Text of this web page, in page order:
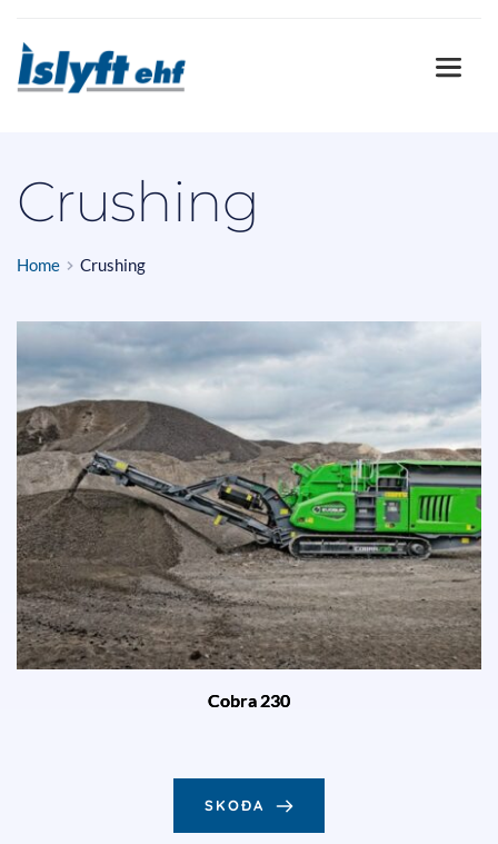
Crushing
Home Crushing
Cobra 230
SKOÐA